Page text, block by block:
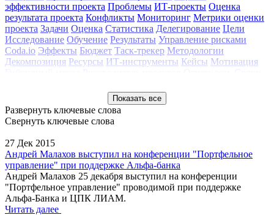
эффективности проекта Проблемы ИТ-проекты Оценка
результата проекта Конфликты Мониторинг Метрики оценки
проекта Задачи Оценка Статистика Делегирование Цели
Исследование Обучение Результаты Управление рисками
Coda.io Эффекты Бюджет Таск-трекер Методологии
Декомпозиция Ресурсы ИТ-инструменты Кейсы Мотивация
Способы контроля Запуск проектной деятельности
методология управления проектами 2021
командой Вебинар Инструменты УП
Контроль качества Конференция РМО 2017
Методология
Трекинг проектов
Управление изменениями
Управление портфелем Управление проектами
Показать все
Развернуть ключевые слова
Свернуть ключевые слова
27 Дек 2015
Андрей Малахов выступил на конференции "Портфельное
управление" при поддержке Альфа-банка
Андрей Малахов 25 декабря выступил на конференции
"Портфельное управление" проводимой при поддержке
Альфа-Банка и ЦПК ЛИАМ.
Читать далее